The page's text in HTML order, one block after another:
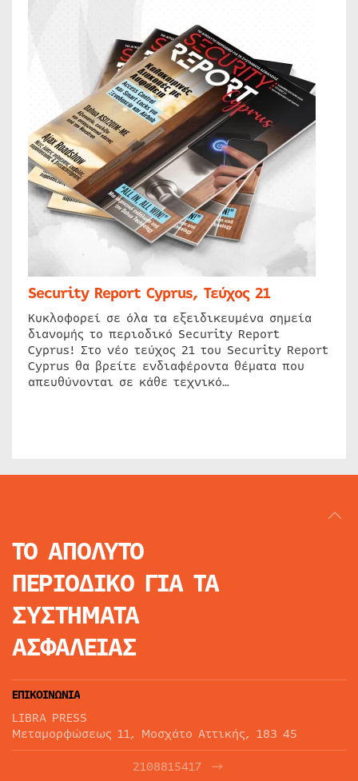
Security Report Cyprus, Τεύχος 21
Κυκλοφορεί σε όλα τα εξειδικευμένα σημεία
διανομής το περιοδικό Security Report
Cyprus! Στο νέο τεύχος 21 του Security Report
Cyprus θα βρείτε ενδιαφέροντα θέματα που
απευθύνονται σε κάθε τεχνικό…
ΤΟ ΑΠΟΛΥΤΟ
ΠΕΡΙΟΔΙΚΟ ΓΙΑ ΤΑ
ΣΥΣΤΗΜΑΤΑ
ΑΣΦΑΛΕΙΑΣ
ΕΠΙΚΟΙΝΩΝΙΑ
LIBRA PRESS
Μεταμορφώσεως 11, Μοσχάτο Αττικής, 183 45
2108815417